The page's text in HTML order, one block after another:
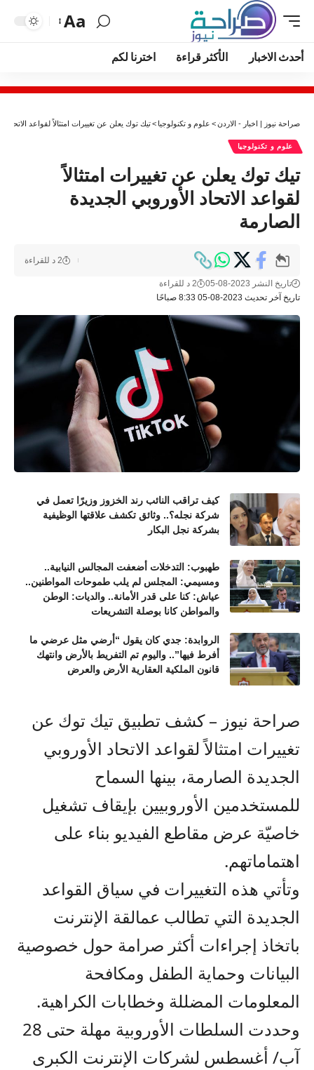
Aa
أحدث الاخبار الأكثر قراءة اخترنا لكم
صراحة نيوز | اخبار - الاردن> علوم و تكنولوجيا >تيك توك يعلن عن تغييرات امتثالاً لقواعد الاتحاد
علوم و تكنولوجيا
تيك توك يعلن عن تغييرات امتثالاً
لقواعد الاتحاد الأوروبي الجديدة
الصارمة
تاريخ آخر تحديث 2023-08-05 8:33 صباحًا
تاريخ النشر 2023-08-05 2 د للقراءة
2 د للقراءة
كيف تراقب النائب رند الخزوز وزيرًا تعمل في
شركة نجله؟.. وثائق تكشف علاقتها الوظيفية
بشركة نجل البكار
طهبوب: التدخلات أضعفت المجالس النيابية..
ومسيمي: المجلس لم يلب طموحات المواطنين..
عياش: كنا على قدر الأمانة.. والديات: الوطن
والمواطن كانا بوصلة التشريعات
الروابدة: جدي كان يقول “أرضي مثل عرضي ما
أفرط فيها”.. واليوم تم التفريط بالأرض وانتهك
قانون الملكية العقارية الأرض والعرض
صراحة نيوز – كشف تطبيق تيك توك عن
تغييرات امتثالاً لقواعد الاتحاد الأوروبي
الجديدة الصارمة، بينها السماح
للمستخدمين الأوروبيين بإيقاف تشغيل
خاصيّة عرض مقاطع الفيديو بناء على
اهتماماتهم.
وتأتي هذه التغييرات في سياق القواعد
الجديدة التي تطالب عمالقة الإنترنت
باتخاذ إجراءات أكثر صرامة حول خصوصية
البيانات وحماية الطفل ومكافحة
المعلومات المضللة وخطابات الكراهية.
وحددت السلطات الأوروبية مهلة حتى 28
آب/ أغسطس لشركات الإنترنت الكبرى